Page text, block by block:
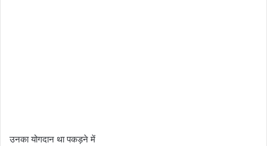
उनका योगदान था पकड़ने में